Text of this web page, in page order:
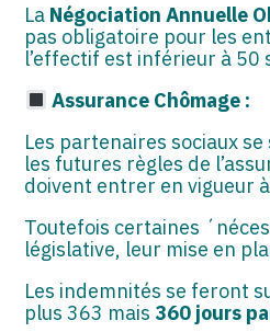
La Négociation Annuelle
pas obligatoire pour les
l’effectif est inférieur à 50
Assurance Chômage :
Les partenaires sociaux
les futures règles de
doivent entrer en vigueur
Toutefois certaines
législative, leur mise en
Les indemnités se feront
plus 363 mais 360 jours